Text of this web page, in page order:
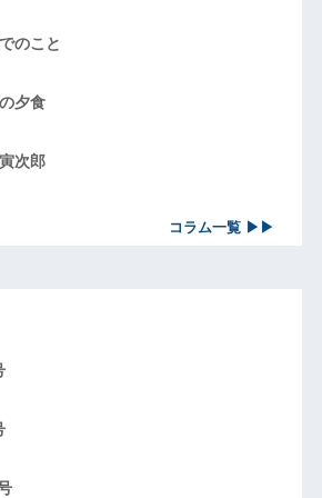
のこと
夕食
次郎
コラム一覧 ▶▶